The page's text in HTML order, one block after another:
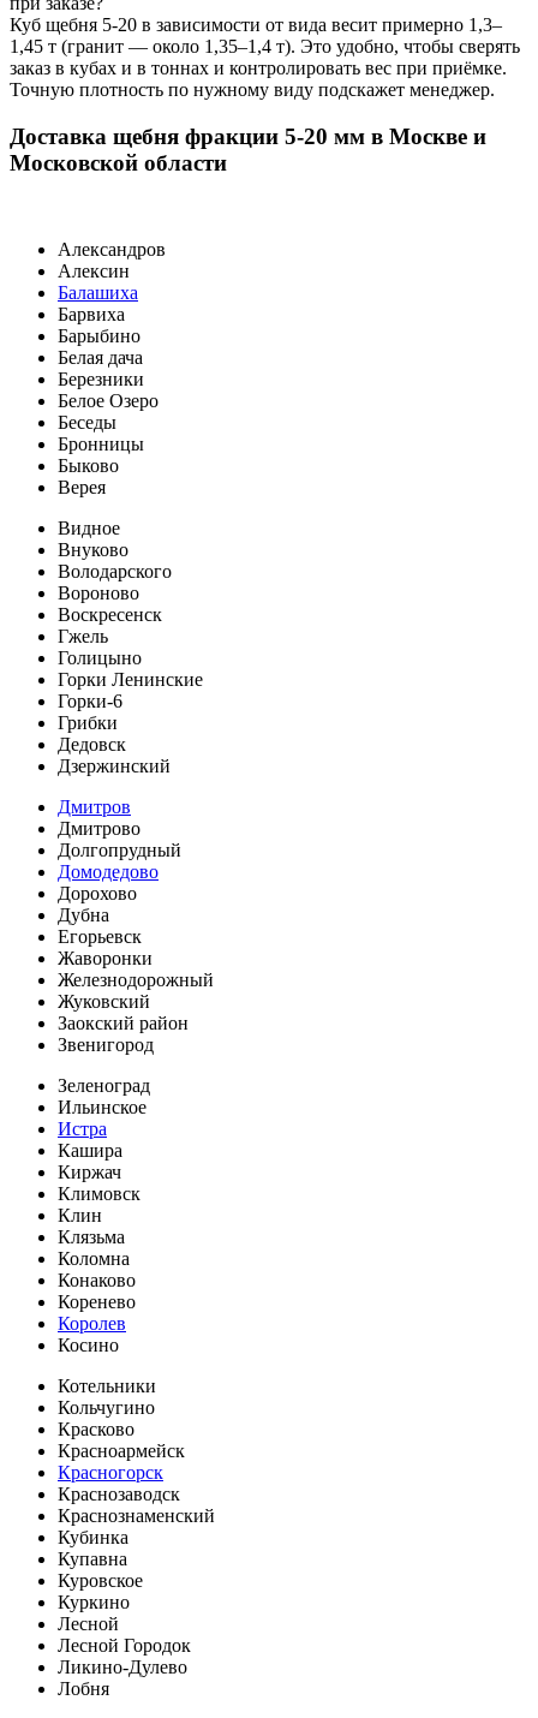
Куб щебня 5-20 в зависимости от вида весит примерно 1,3–
1,45 т (гранит — около 1,35–1,4 т). Это удобно, чтобы сверять
заказ в кубах и в тоннах и контролировать вес при приёмке.
Точную плотность по нужному виду подскажет менеджер.
Доставка щебня фракции 5-20 мм в Москве и
Московской области
Александров
Алексин
Балашиха
Барвиха
Барыбино
Белая дача
Березники
Белое Озеро
Беседы
Бронницы
Быково
Верея
Видное
Внуково
Володарского
Вороново
Воскресенск
Гжель
Голицыно
Горки Ленинские
Горки-6
Грибки
Дедовск
Дзержинский
Дмитров
Дмитрово
Долгопрудный
Домодедово
Дорохово
Дубна
Егорьевск
Жаворонки
Железнодорожный
Жуковский
Заокский район
Звенигород
Зеленоград
Ильинское
Истра
Кашира
Киржач
Климовск
Клин
Клязьма
Коломна
Конаково
Коренево
Королев
Косино
Котельники
Кольчугино
Красково
Красноармейск
Красногорск
Краснозаводск
Краснознаменский
Кубинка
Купавна
Куровское
Куркино
Лесной
Лесной Городок
Ликино-Дулево
Лобня